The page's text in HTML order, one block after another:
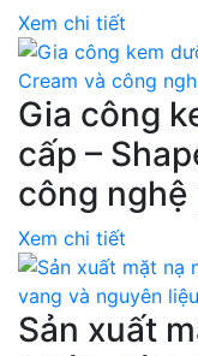
Xem chi tiết
Gia công
cấp –
công nghệ
Xem chi tiết
Sản xuất